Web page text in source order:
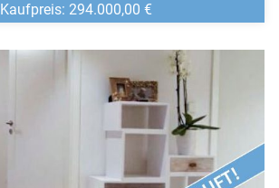
Kaufpreis:​ 294.000,00 €